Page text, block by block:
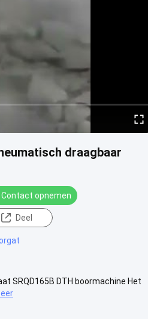
draagbaar
Contact opnemen
Deel
SRQD165B DTH boormachine Het